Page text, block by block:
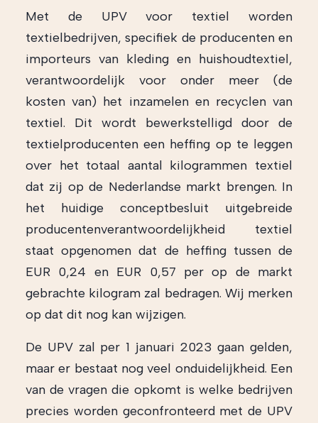
Met de UPV voor textiel worden
textielbedrijven, specifiek de producenten en
importeurs van kleding en huishoudtextiel,
verantwoordelijk voor onder meer (de
kosten van) het inzamelen en recyclen van
textiel. Dit wordt bewerkstelligd door de
textielproducenten een heffing op te leggen
over het totaal aantal kilogrammen textiel
dat zij op de Nederlandse markt brengen. In
het huidige conceptbesluit uitgebreide
producentenverantwoordelijkheid textiel
staat opgenomen dat de heffing tussen de
EUR 0,24 en EUR 0,57 per op de markt
gebrachte kilogram zal bedragen. Wij merken
op dat dit nog kan wijzigen.
De UPV zal per 1 januari 2023 gaan gelden,
maar er bestaat nog veel onduidelijkheid. Een
van de vragen die opkomt is welke bedrijven
precies worden geconfronteerd met de UPV